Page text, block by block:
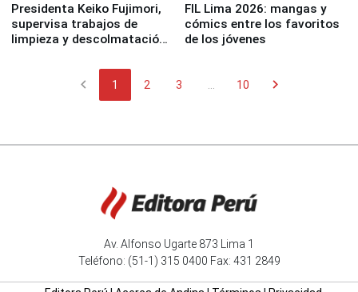
Presidenta Keiko Fujimori,
supervisa trabajos de
limpieza y descolmatación
FIL Lima 2026: mangas y
cómics entre los favoritos
de los jóvenes
chevron_left 1 2 3 10 chevron_right
Av. Alfonso Ugarte 873 Lima 1
Teléfono: (51-1) 315 0400 Fax: 431 2849